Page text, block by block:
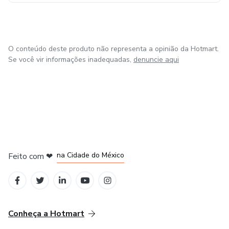
O conteúdo deste produto não representa a opinião da Hotmart.
Se você vir informações inadequadas, denuncie aqui
Feito com ❤ na Cidade do México
Conheça a Hotmart